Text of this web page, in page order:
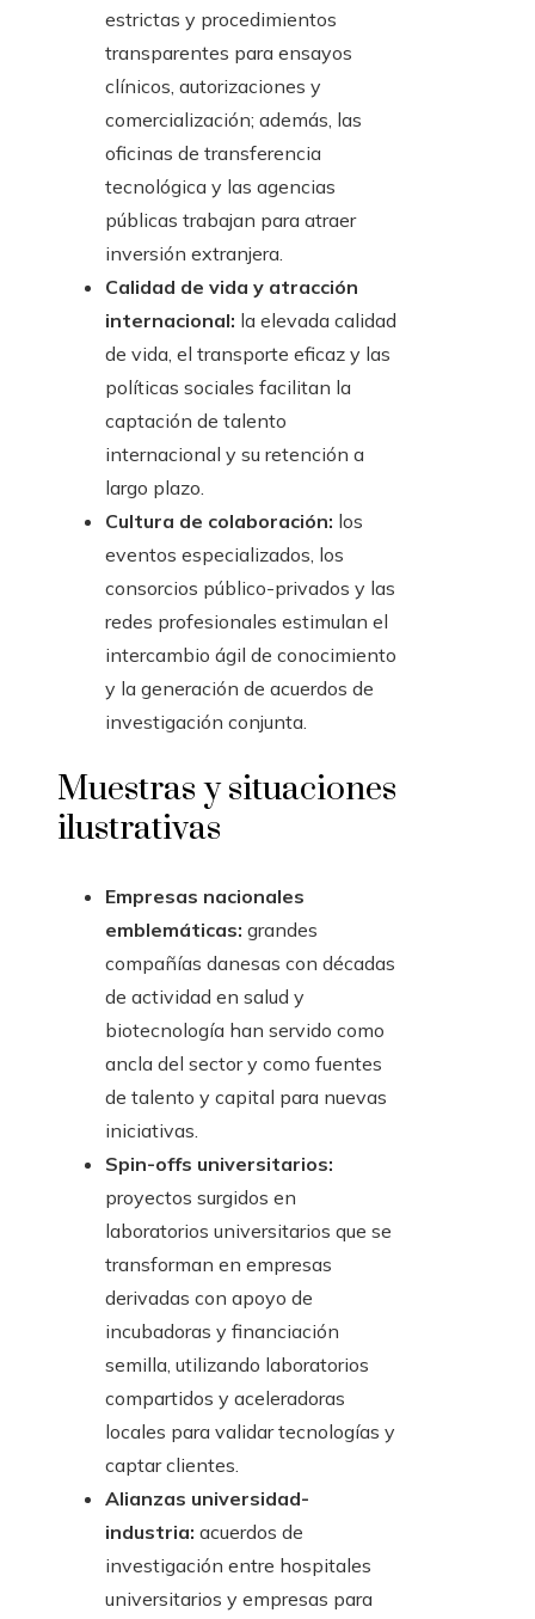
estrictas y procedimientos
transparentes para ensayos
clínicos, autorizaciones y
comercialización; además, las
oficinas de transferencia
tecnológica y las agencias
públicas trabajan para atraer
inversión extranjera.
Calidad de vida y atracción
internacional: la elevada calidad
de vida, el transporte eficaz y las
políticas sociales facilitan la
captación de talento
internacional y su retención a
largo plazo.
Cultura de colaboración: los
eventos especializados, los
consorcios público-privados y las
redes profesionales estimulan el
intercambio ágil de conocimiento
y la generación de acuerdos de
investigación conjunta.
Muestras y situaciones
ilustrativas
Empresas nacionales
emblemáticas: grandes
compañías danesas con décadas
de actividad en salud y
biotecnología han servido como
ancla del sector y como fuentes
de talento y capital para nuevas
iniciativas.
Spin-offs universitarios:
proyectos surgidos en
laboratorios universitarios que se
transforman en empresas
derivadas con apoyo de
incubadoras y financiación
semilla, utilizando laboratorios
compartidos y aceleradoras
locales para validar tecnologías y
captar clientes.
Alianzas universidad-
industria: acuerdos de
investigación entre hospitales
universitarios y empresas para